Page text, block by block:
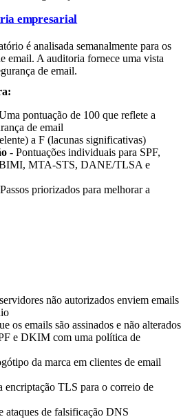
empresarial
é analisada semanalmente para os
email. A auditoria fornece uma vista
de email.
pontuação de 100 que reflete a
de email
a F (lacunas significativas)
- Pontuações individuais para SPF,
MTA-STS, DANE/TLSA e
priorizados para melhorar a
não autorizados enviem emails
os emails são assinados e não alterados
e DKIM com uma política de
da marca em clientes de email
encriptação TLS para o correio de
ataques de falsificação DNS